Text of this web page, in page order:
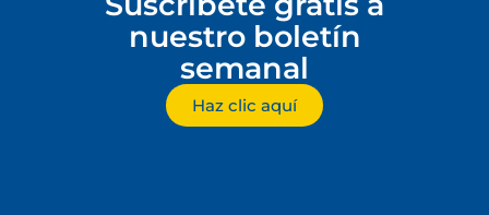
nuestro boletín
semanal
Haz clic aquí